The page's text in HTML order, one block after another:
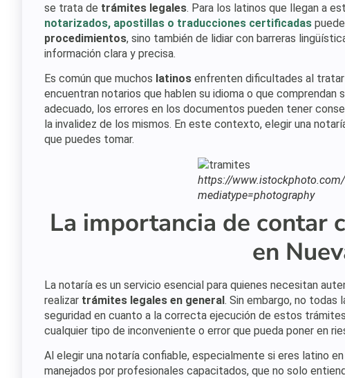
se trata de trámites legales. Para los latinos que llegan a
notarizados, apostillas o traducciones certificadas
procedimientos, sino también de lidiar con barreras
información clara y precisa.
Es común que muchos latinos enfrenten dificultades al
encuentran notarios que hablen su idioma o que comprendan
adecuado, los errores en los documentos pueden tener
la invalidez de los mismos. En este contexto, elegir una
que puedes tomar.
https://
mediatype=photography
La importancia de contar
en
La notaría es un servicio esencial para quienes necesitan
realizar trámites legales en general. Sin embargo, no todas
seguridad en cuanto a la correcta ejecución de estos
cualquier tipo de inconveniente o error que pueda poner en
Al elegir una notaría confiable, especialmente si eres latino en
manejados por profesionales capacitados, que no solo